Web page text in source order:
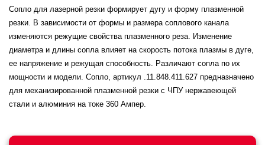
Сопло для лазерной резки формирует дугу и форму плазменной
резки. В зависимости от формы и размера соплового канала
изменяются режущие свойства плазменного реза. Изменение
диаметра и длины сопла влияет на скорость потока плазмы в дуге,
ее напряжение и режущая способность. Различают сопла по их
мощности и модели. Сопло, артикул .11.848.411.627 предназначено
для механизированной плазменной резки с ЧПУ нержавеющей
стали и алюминия на токе 360 Ампер.